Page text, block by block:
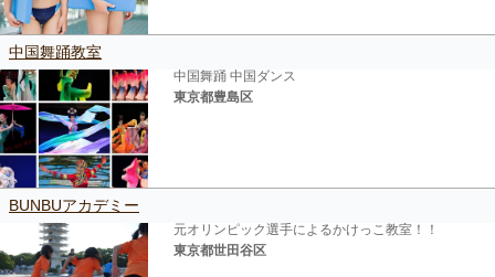
中国舞踊教室
中国舞踊 中国ダンス
東京都豊島区
BUNBUアカデミー
元オリンピック選手によるかけっこ教室！！
東京都世田谷区